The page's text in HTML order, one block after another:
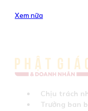
Xem nữa
Chịu trách
Trưởng ban